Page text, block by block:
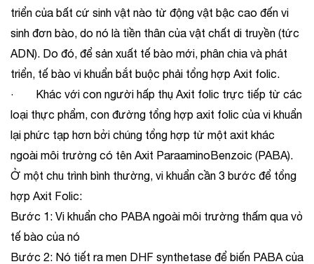
triển của bất cứ sinh vật nào từ động vật bậc cao đến vi
sinh đơn bào, do nó là tiền thân của vật chất di truyền (tức
ADN). Do đó, để sản xuất tế bào mới, phân chia và phát
triển, tế bào vi khuẩn bắt buộc phải tổng hợp Axit folic.
· Khác với con người hấp thụ Axit folic trực tiếp từ các
loại thực phẩm, con đường tổng hợp axit folic của vi khuẩn
lại phức tạp hơn bởi chúng tổng hợp từ một axit khác
ngoài môi trường có tên Axit ParaaminoBenzoic (PABA).
Ở một chu trình bình thường, vi khuẩn cần 3 bước để tổng
hợp Axit Folic:
Bước 1: Vi khuẩn cho PABA ngoài môi trường thấm qua vỏ
tế bào của nó
Bước 2: Nó tiết ra men DHF synthetase để biến PABA của